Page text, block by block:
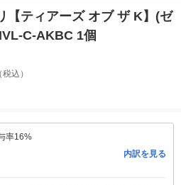
【ティアーズ オブ ザ K】(ゼ
C-AKBC 1個
込）
率16%
内訳を見る